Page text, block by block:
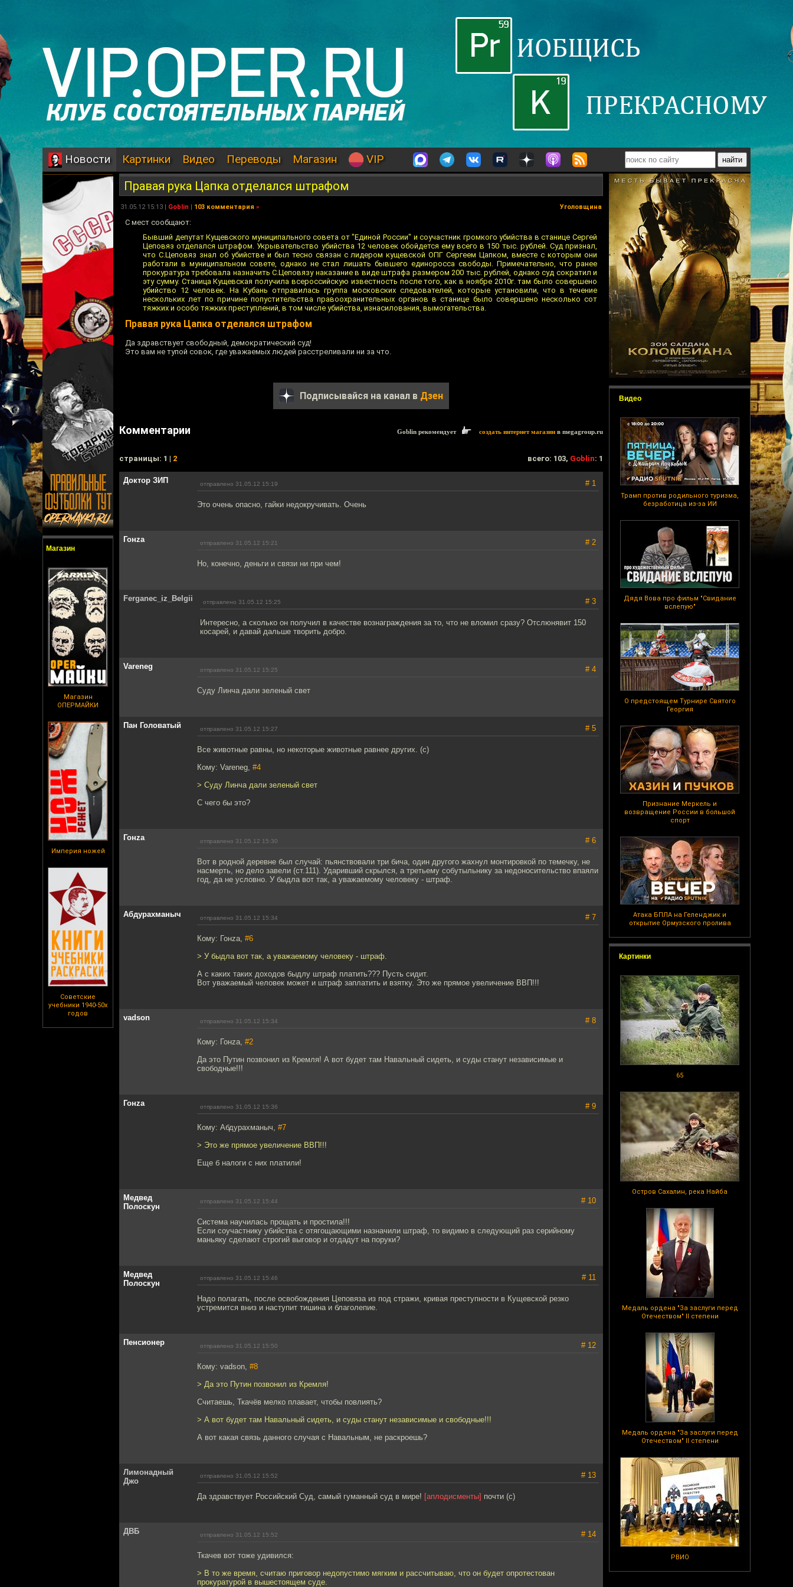
Новости Картинки Видео Переводы Магазин VIP
Магазин
Магазин
ОПЕРМАЙКИ
Империя ножей
Советские
учебники 1940-50х
годов
Видео
Трамп против родильного туризма,
безработица из-за ИИ
Дядя Вова про фильм "Свидание
вслепую"
О предстоящем Турнире Святого
Георгия
Признание Меркель и
возвращение России в большой
спорт
Атака БПЛА на Геленджик и
открытие Ормузского пролива
Картинки
65
Остров Сахалин, река Найба
Медаль ордена "За заслуги перед
Отечеством" II степени
Медаль ордена "За заслуги перед
Отечеством" II степени
РВИО
Правая рука Цапка отделался штрафом
31.05.12 15:13 | Goblin | 103 комментария » Уголовщина
С мест сообщают:
Бывший депутат Кущевского муниципального совета от "Единой России" и соучастник громкого убийства в станице Сергей
Цеповяз отделался штрафом. Укрывательство убийства 12 человек обойдется ему всего в 150 тыс. рублей. Суд признал,
что С.Цеповяз знал об убийстве и был тесно связан с лидером кущевской ОПГ Сергеем Цапком, вместе с которым они
работали в муниципальном совете, однако не стал лишать бывшего единоросса свободы. Примечательно, что ранее
прокуратура требовала назначить С.Цеповязу наказание в виде штрафа размером 200 тыс. рублей, однако суд сократил и
эту сумму. Станица Кущевская получила всероссийскую известность после того, как в ноябре 2010г. там было совершено
убийство 12 человек. На Кубань отправилась группа московских следователей, которые установили, что в течение
нескольких лет по причине попустительства правоохранительных органов в станице было совершено несколько сот
тяжких и особо тяжких преступлений, в том числе убийства, изнасилования, вымогательства.
Правая рука Цапка отделался штрафом
Да здравствует свободный, демократический суд!
Это вам не тупой совок, где уважаемых людей расстреливали ни за что.
Подписывайся на канал в Дзен
Комментарии Goblin рекомендует создать интернет магазин в megagroup.ru
cтраницы: 1 | 2 всего: 103, Goblin: 1
Доктор ЗИП отправлено 31.05.12 15:19 # 1
Это очень опасно, гайки недокручивать. Очень
Гонzа отправлено 31.05.12 15:21 # 2
Но, конечно, деньги и связи ни при чем!
Ferganec_iz_Belgii отправлено 31.05.12 15:25 # 3
Интересно, а сколько он получил в качестве вознаграждения за то, что не вломил сразу? Отслюнявит 150
косарей, и давай дальше творить добро.
Vareneg отправлено 31.05.12 15:25 # 4
Суду Линча дали зеленый свет
Пан Головатый отправлено 31.05.12 15:27 # 5
Все животные равны, но некоторые животные равнее других. (с)
Кому: Vareneg, #4
> Суду Линча дали зеленый свет
С чего бы это?
Гонzа отправлено 31.05.12 15:30 # 6
Вот в родной деревне был случай: пьянствовали три бича, один другого жахнул монтировкой по темечку, не
насмерть, но дело завели (ст.111). Ударивший скрылся, а третьему собутыльнику за недоносительство впаяли
год, да не условно. У быдла вот так, а уважаемому человеку - штраф.
Абдурахманыч отправлено 31.05.12 15:34 # 7
Кому: Гонzа, #6
> У быдла вот так, а уважаемому человеку - штраф.
А с каких таких доходов быдлу штраф платить??? Пусть сидит.
Вот уважаемый человек может и штраф заплатить и взятку. Это же прямое увеличение ВВП!!!
vadson отправлено 31.05.12 15:34 # 8
Кому: Гонzа, #2
Да это Путин позвонил из Кремля! А вот будет там Навальный сидеть, и суды станут независимые и
свободные!!!
Гонzа отправлено 31.05.12 15:36 # 9
Кому: Абдурахманыч, #7
> Это же прямое увеличение ВВП!!!
Еще б налоги с них платили!
Медвед
Полоскун
отправлено 31.05.12 15:44 # 10
Система научилась прощать и простила!!!
Если соучастнику убийства с отягощающими назначили штраф, то видимо в следующий раз серийному
маньяку сделают строгий выговор и отдадут на поруки?
Медвед
Полоскун
отправлено 31.05.12 15:46 # 11
Надо полагать, после освобождения Цеповяза из под стражи, кривая преступности в Кущевской резко
устремится вниз и наступит тишина и благолепие.
Пенсионер отправлено 31.05.12 15:50 # 12
Кому: vadson, #8
> Да это Путин позвонил из Кремля!
Считаешь, Ткачёв мелко плавает, чтобы повлиять?
> А вот будет там Навальный сидеть, и суды станут независимые и свободные!!!
А вот какая связь данного случая с Навальным, не раскроешь?
Лимонадный
Джо
отправлено 31.05.12 15:52 # 13
Да здравствует Российский Суд, самый гуманный суд в мире! [аплодисменты] почти (с)
ДВБ отправлено 31.05.12 15:52 # 14
Ткачев вот тоже удивился:
> В то же время, считаю приговор недопустимо мягким и рассчитываю, что он будет опротестован
прокуратурой в вышестоящем суде.